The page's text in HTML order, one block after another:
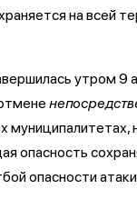
на всей
утром 9
муниципалитетах,
опасность
опасности